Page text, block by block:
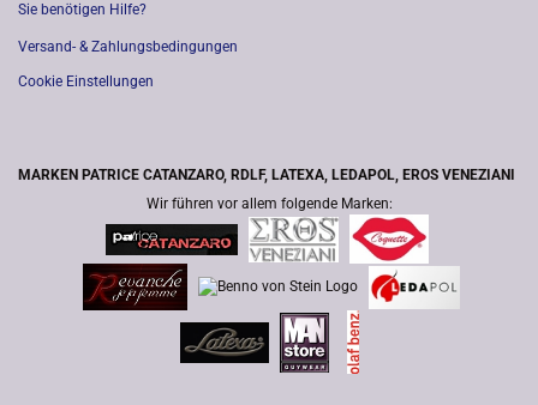
Sie benötigen Hilfe?
Versand- & Zahlungsbedingungen
Cookie Einstellungen
MARKEN PATRICE CATANZARO, RDLF, LATEXA, LEDAPOL, EROS VENEZIANI
Wir führen vor allem folgende Marken: